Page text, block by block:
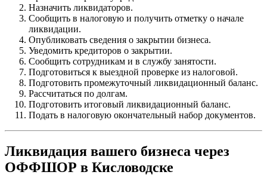
Назначить ликвидаторов.
Сообщить в налоговую и получить отметку о начале
ликвидации.
Опубликовать сведения о закрытии бизнеса.
Уведомить кредиторов о закрытии.
Сообщить сотрудникам и в службу занятости.
Подготовиться к выездной проверке из налоговой.
Подготовить промежуточный ликвидационный баланс.
Рассчитаться по долгам.
Подготовить итоговый ликвидационный баланс.
Подать в налоговую окончательный набор документов.
Ликвидация вашего бизнеса через
ОФФШОР в Кисловодске